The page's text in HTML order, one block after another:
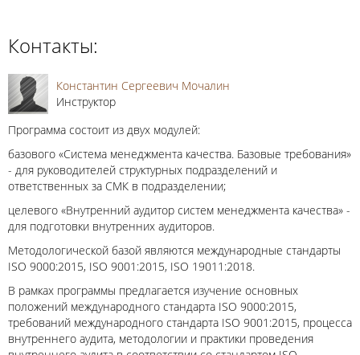
Контакты:
Константин Сергеевич Мочалин
Инструктор
Программа состоит из двух модулей:
базового «Система менеджмента качества. Базовые требования»
- для руководителей структурных подразделений и
ответственных за СМК в подразделении;
целевого «Внутренний аудитор систем менеджмента качества» -
для подготовки внутренних аудиторов.
Методологической базой являются международные стандарты
ISO 9000:2015, ISO 9001:2015, ISO 19011:2018.
В рамках программы предлагается изучение основных
положений международного стандарта ISO 9000:2015,
требований международного стандарта ISO 9001:2015, процесса
внутреннего аудита, методологии и практики проведения